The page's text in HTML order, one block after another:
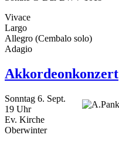
Vivace
Largo
Allegro (Cembalo solo)
Adagio
Akkordeonkonzert
Sonntag 6. Sept.
19 Uhr
Ev. Kirche
Oberwinter